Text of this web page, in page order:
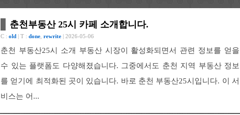
춘천부동산 25시 카페 소개합니다.
C : old | T : done rewrite | 2026-05-06
춘천 부동산25시 소개 부동산 시장이 활성화되면서 관련 정보를 얻을
수 있는 플랫폼도 다양해졌습니다. 그중에서도 춘천 지역 부동산 정보
를 얻기에 최적화된 곳이 있습니다. 바로 춘천 부동산25시입니다. 이 서
비스는 어...